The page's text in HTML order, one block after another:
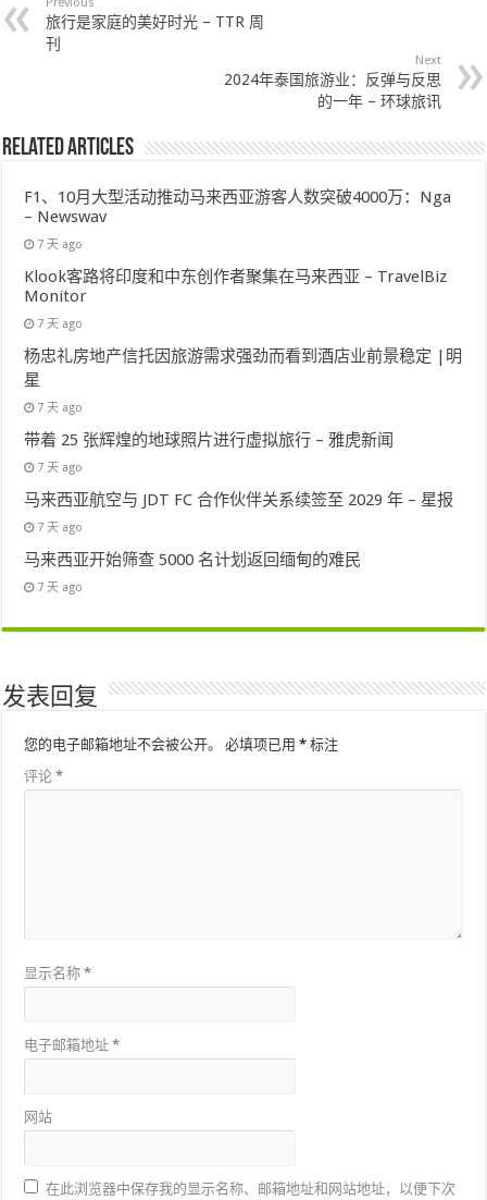
旅行是家庭的美好时光 – TTR 周
刊
Next
2024年泰国旅游业：反弹与反思
的一年 – 环球旅讯
Related Articles
F1、10月大型活动推动马来西亚游客人数突破4000万：Nga
– Newswav
7 天 ago
Klook客路将印度和中东创作者聚集在马来西亚 – TravelBiz
Monitor
7 天 ago
杨忠礼房地产信托因旅游需求强劲而看到酒店业前景稳定 |明
星
7 天 ago
带着 25 张辉煌的地球照片进行虚拟旅行 – 雅虎新闻
7 天 ago
马来西亚航空与 JDT FC 合作伙伴关系续签至 2029 年 – 星报
7 天 ago
马来西亚开始筛查 5000 名计划返回缅甸的难民
7 天 ago
发表回复
您的电子邮箱地址不会被公开。 必填项已用* 标注
评论*
显示名称*
电子邮箱地址*
网站
在此浏览器中保存我的显示名称、邮箱地址和网站地址，以便下次